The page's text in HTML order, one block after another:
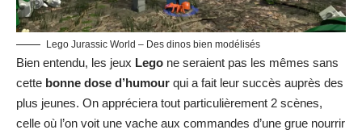
Lego Jurassic World – Des dinos bien modélisés
Bien entendu, les jeux Lego ne seraient pas les mêmes sans
cette bonne dose d’humour qui a fait leur succès auprès des
plus jeunes. On appréciera tout particulièrement 2 scènes,
celle où l’on voit une vache aux commandes d’une grue nourrir